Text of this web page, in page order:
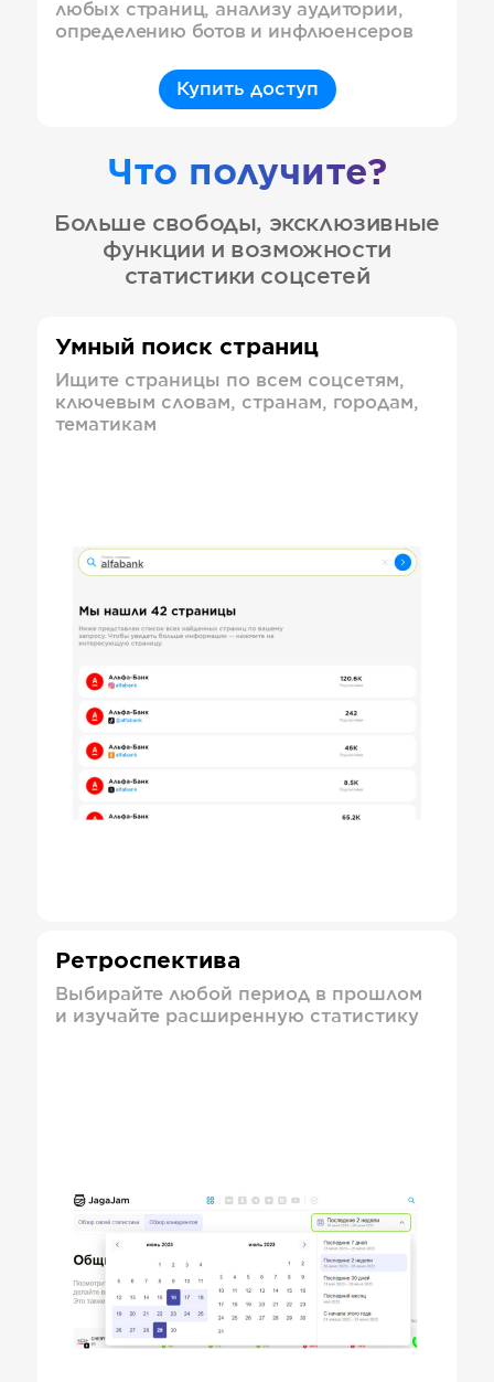
любых страниц, анализу аудитории,
определению ботов и инфлюенсеров
Купить доступ
Что получите?
Больше свободы, эксклюзивные
функции и возможности
статистики соцсетей
Умный поиск страниц
Ищите страницы по всем соцсетям,
ключевым словам, странам, городам,
тематикам
Ретроспектива
Выбирайте любой период в прошлом
и изучайте расширенную статистику